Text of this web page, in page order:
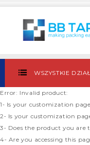
WSZYSTKIE
Error: Invalid product:
1- Is your customization
2- Is your customization
3- Does the product you are
4- Are you accessing this